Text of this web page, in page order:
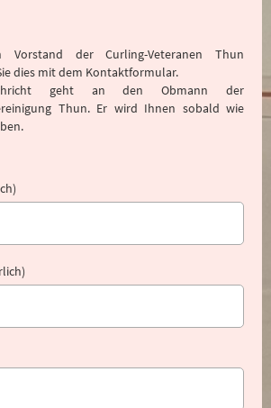
Vorstand der Curling-Veteranen Thun
dies mit dem Kontaktformular.
geht an den Obmann der
Thun. Er wird Ihnen sobald wie